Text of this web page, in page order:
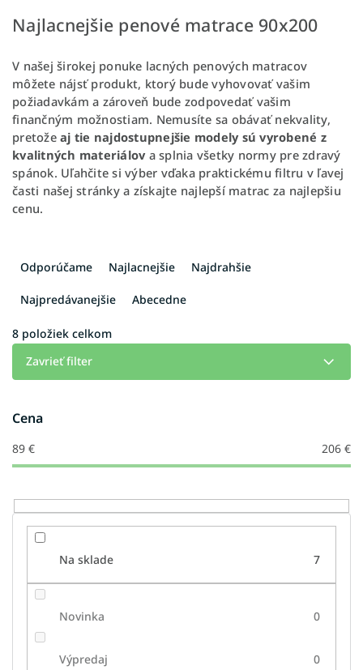
Najlacnejšie penové matrace 90x200
V našej širokej ponuke lacných penových matracov
môžete nájsť produkt, ktorý bude vyhovovať vašim
požiadavkám a zároveň bude zodpovedať vašim
finančným možnostiam. Nemusíte sa obávať nekvality,
pretože aj tie najdostupnejšie modely sú vyrobené z
kvalitných materiálova splnia všetky normy pre zdravý
spánok. Uľahčite si výber vďaka praktickému filtru v ľavej
časti našej stránky a získajte najlepší matrac za najlepšiu
cenu.
a
i
e
d
u
k
o
v
Odporúčame Najlacnejšie Najdrahšie
Najpredávanejšie Abecedne
8 položiek celkom
Zavrieť filter
Cena
89 € 206 €
Na sklade 7
Novinka 0
Výpredaj 0